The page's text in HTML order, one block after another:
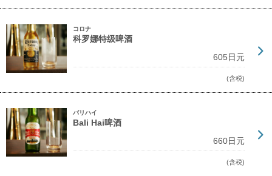
コロナ
科罗娜特级啤酒
605日元
(含税)
バリハイ
Bali Hai啤酒
660日元
(含税)